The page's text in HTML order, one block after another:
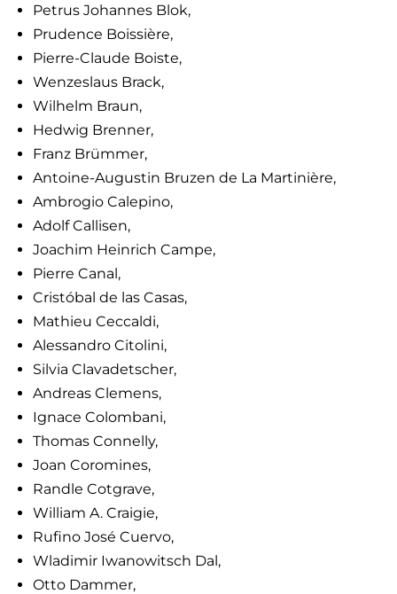
Petrus Johannes Blok,
Prudence Boissière,
Pierre-Claude Boiste,
Wenzeslaus Brack,
Wilhelm Braun,
Hedwig Brenner,
Franz Brümmer,
Antoine-Augustin Bruzen de La Martinière,
Ambrogio Calepino,
Adolf Callisen,
Joachim Heinrich Campe,
Pierre Canal,
Cristóbal de las Casas,
Mathieu Ceccaldi,
Alessandro Citolini,
Silvia Clavadetscher,
Andreas Clemens,
Ignace Colombani,
Thomas Connelly,
Joan Coromines,
Randle Cotgrave,
William A. Craigie,
Rufino José Cuervo,
Wladimir Iwanowitsch Dal,
Otto Dammer,